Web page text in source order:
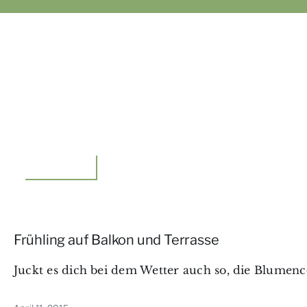
Frühling auf Balkon und Terrasse
Juckt es dich bei dem Wetter auch so, die